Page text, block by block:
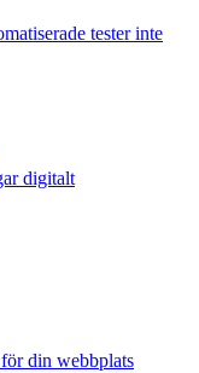
tester inte
digitalt
din webbplats